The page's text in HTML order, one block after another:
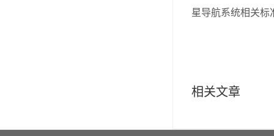
星导航系统相关标
相关文章